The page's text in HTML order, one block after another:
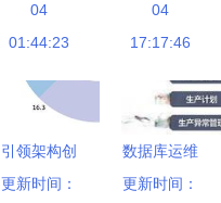
事件、291
亿人民币融
管理咨询服
务的新趋势
04
01:44:23
务 从自动
运维到高效
库管理及咨
询实战指南
04
17:17:46
引领架构创
新之路 第
更新时间：
数据库运维
管理的五条
更新时间：